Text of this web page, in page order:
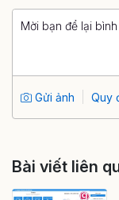
Gửi ảnh Quy
Bài viết liên